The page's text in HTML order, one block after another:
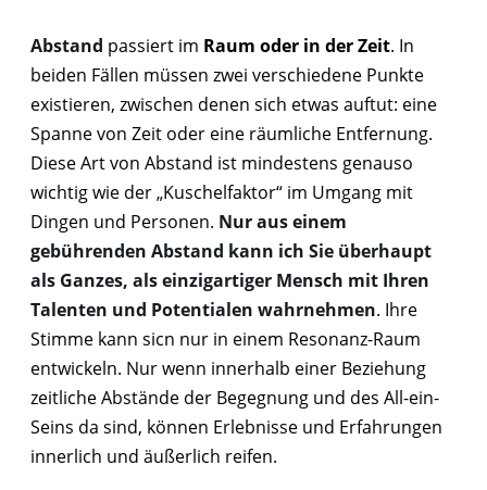
Abstand passiert im Raum oder in der Zeit. In
beiden Fällen müssen zwei verschiedene Punkte
existieren, zwischen denen sich etwas auftut: eine
Spanne von Zeit oder eine räumliche Entfernung.
Diese Art von Abstand ist mindestens genauso
wichtig wie der „Kuschelfaktor“ im Umgang mit
Dingen und Personen. Nur aus einem
gebührenden Abstand kann ich Sie überhaupt
als Ganzes, als einzigartiger Mensch mit Ihren
Talenten und Potentialen wahrnehmen. Ihre
Stimme kann sicn nur in einem Resonanz-Raum
entwickeln. Nur wenn innerhalb einer Beziehung
zeitliche Abstände der Begegnung und des All-ein-
Seins da sind, können Erlebnisse und Erfahrungen
innerlich und äußerlich reifen.